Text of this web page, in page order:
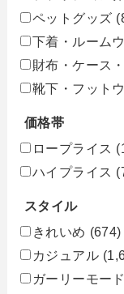
ペットグッズ
下着・ルーム
財布・ケース
靴下・フット
価格帯
ロープライス
ハイプライス
スタイル
きれいめ (674)
カジュアル
ガーリーモー